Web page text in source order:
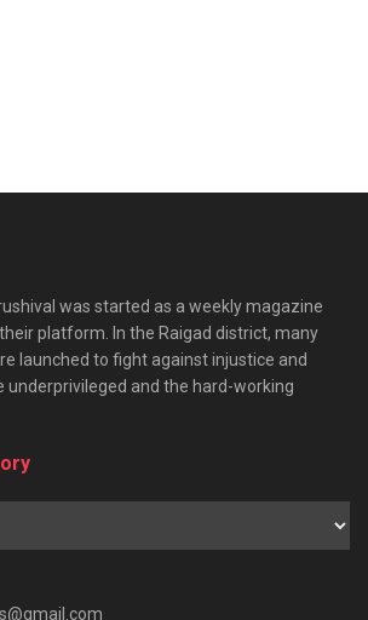
was started as a weekly magazine
platform. In the Raigad district, many
launched to fight against injustice and
underprivileged and the hard-working